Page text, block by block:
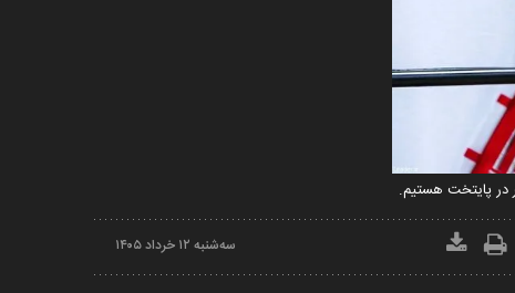
سه‌شنبه ۱۲ خرداد ۱۴۰۵